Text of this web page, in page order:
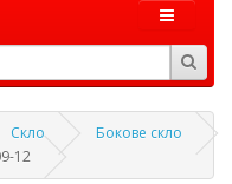
Скло
Бокове скло
12